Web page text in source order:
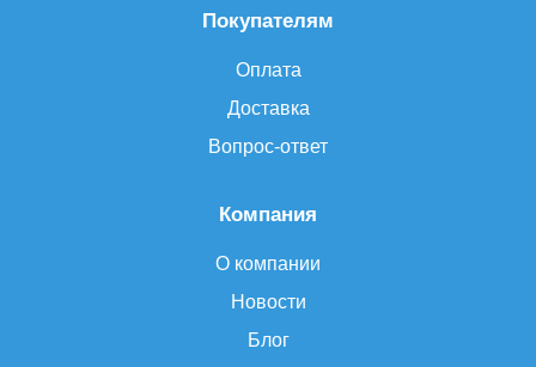
Компания
О компании
Новости
Блог
Покупателям
Оплата
Доставка
Вопрос-ответ